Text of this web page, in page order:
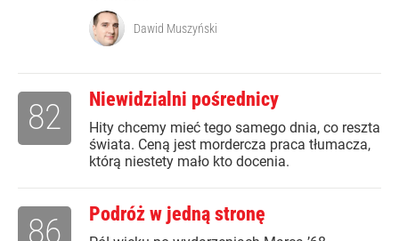
Dawid Muszyński
Niewidzialni pośrednicy
Hity chcemy mieć tego samego dnia, co reszta
świata. Ceną jest mordercza praca tłumacza,
którą niestety mało kto docenia.
82
Podróż w jedną stronę
86